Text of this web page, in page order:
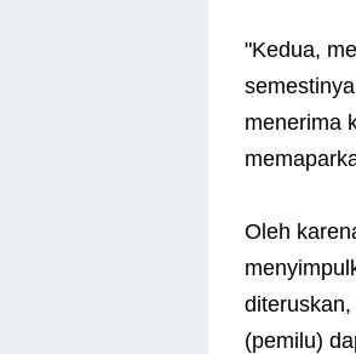
"Kedua,
menerima
Oleh
(pemilu)